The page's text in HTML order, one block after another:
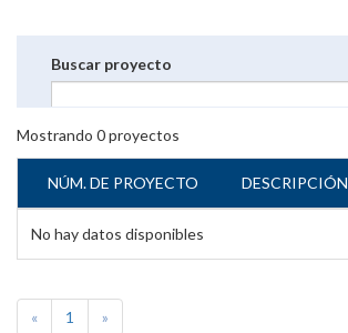
Buscar proyecto
Mostrando 0proyectos
NÚM. DE PROYECTO DESCRIPCIÓN
No hay datos disponibles
« 1 »